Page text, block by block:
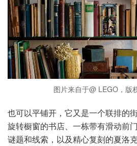
图片来自于@ LEGO，版
也可以平铺开，它又是一个联排
旋转橱窗的书店、一栋带有滑动前
谜题和线索，以及精心复刻的夏洛